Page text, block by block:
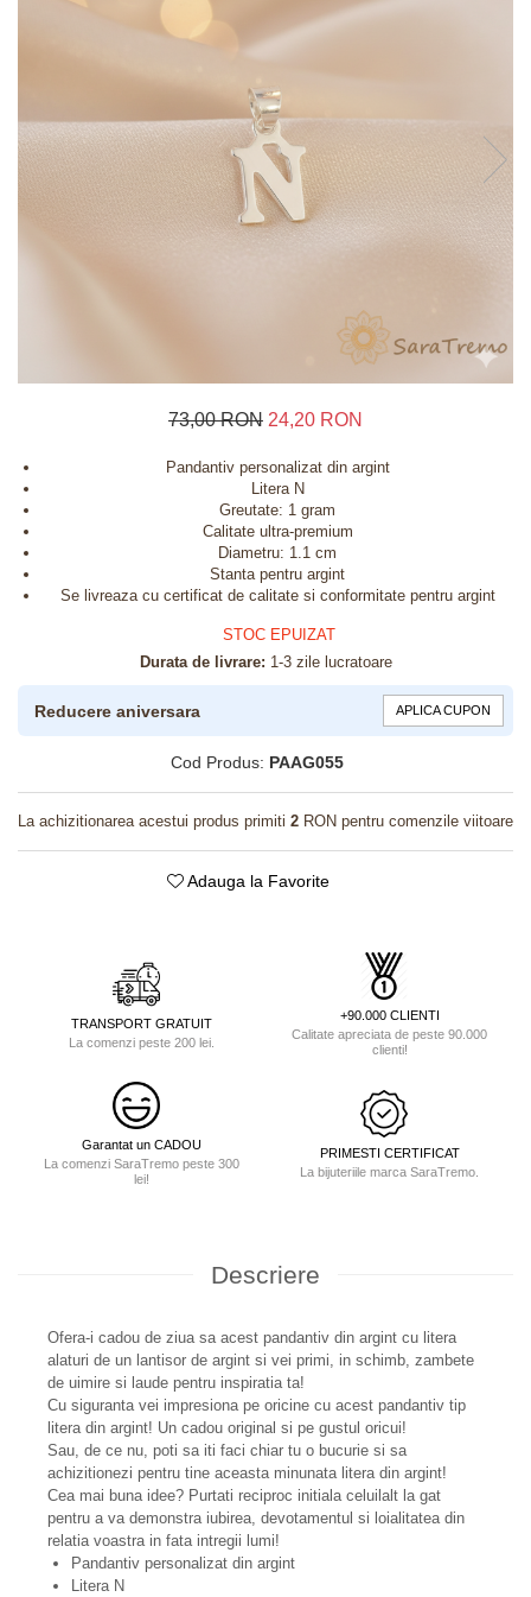
Talismane
Verighete
Bijuterii din argint placate cu aur 24K
73,00 RON 24,20 RON
Pandantiv personalizat din argint
Litera N
Greutate: 1 gram
Calitate ultra-premium
Diametru: 1.1 cm
Stanta pentru argint
Se livreaza cu certificat de calitate si conformitate pentru argint
STOC EPUIZAT
Durata de livrare: 1-3 zile lucratoare
Reducere aniversara APLICA CUPON
Cod Produs: PAAG055
La achizitionarea acestui produs primiti 2 RON pentru comenzile viitoare
Adauga la Favorite
TRANSPORT GRATUIT
La comenzi peste 200 lei.
+90.000 CLIENTI
Calitate apreciata de peste 90.000
clienti!
Garantat un CADOU
La comenzi SaraTremo peste 300
lei!
PRIMESTI CERTIFICAT
La bijuteriile marca SaraTremo.
Descriere
Ofera-i cadou de ziua sa acest pandantiv din argint cu litera
alaturi de un lantisor de argint si vei primi, in schimb, zambete
de uimire si laude pentru inspiratia ta!
Cu siguranta vei impresiona pe oricine cu acest pandantiv tip
litera din argint! Un cadou original si pe gustul oricui!
Sau, de ce nu, poti sa iti faci chiar tu o bucurie si sa
achizitionezi pentru tine aceasta minunata litera din argint!
Cea mai buna idee? Purtati reciproc initiala celuilalt la gat
pentru a va demonstra iubirea, devotamentul si loialitatea din
relatia voastra in fata intregii lumi!
Pandantiv personalizat din argint
Litera N